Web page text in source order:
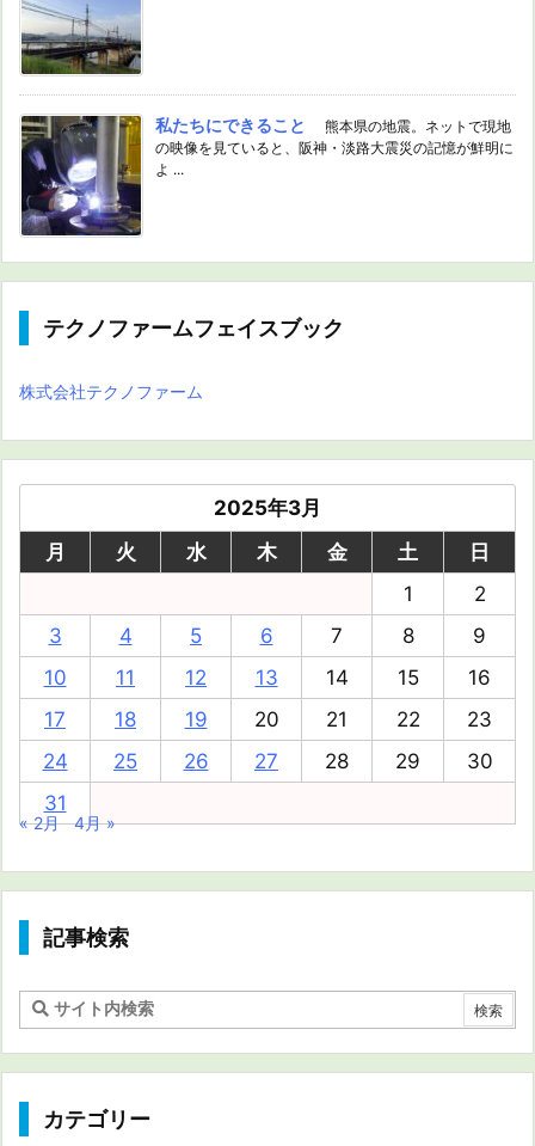
私たちにできること
熊本県の地震。ネットで現地
の映像を見ていると、阪神・淡路大震災の記憶が鮮明に
よ ...
テクノファームフェイスブック
株式会社テクノファーム
2025年3月
月
火 水 木 金 土
日
1
2
3
4 5 6 7 8
9
10
11 12 13 14 15
16
17
18 19 20 21 22
23
24
25 26 27 28 29
30
31
« 2月 4月 »
記事検索
カテゴリー